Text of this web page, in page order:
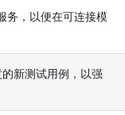
务，以便在可连接模
新测试用例，以强